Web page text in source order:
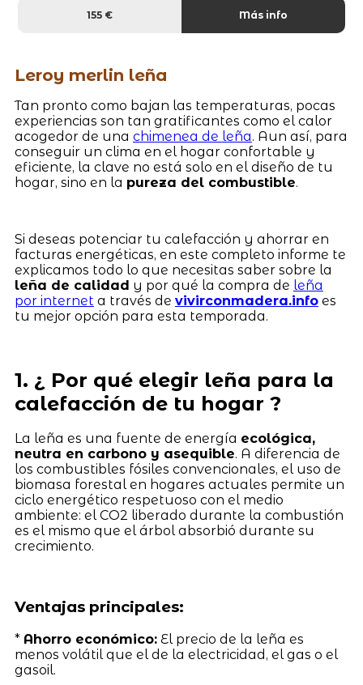
155 € Más info
Leroy merlin leña
Tan pronto como bajan las temperaturas, pocas
experiencias son tan gratificantes como el calor
acogedor de una chimenea de leña. Aun así, para
conseguir un clima en el hogar confortable y
eficiente, la clave no está solo en el diseño de tu
hogar, sino en la pureza del combustible.
Si deseas potenciar tu calefacción y ahorrar en
facturas energéticas, en este completo informe te
explicamos todo lo que necesitas saber sobre la
leña de calidad y por qué la compra de leña
por internet a través de vivirconmadera.infoes
tu mejor opción para esta temporada.
1. ¿ Por qué elegir leña para la
calefacción de tu hogar ?
La leña es una fuente de energía ecológica,
neutra en carbono y asequible. A diferencia de
los combustibles fósiles convencionales, el uso de
biomasa forestal en hogares actuales permite un
ciclo energético respetuoso con el medio
ambiente: el CO2 liberado durante la combustión
es el mismo que el árbol absorbió durante su
crecimiento.
Ventajas principales:
* Ahorro económico:El precio de la leña es
menos volátil que el de la electricidad, el gas o el
gasoil.